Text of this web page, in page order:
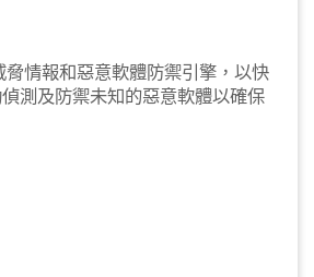
脅情報和惡意軟體防禦引擎，以快
測及防禦未知的惡意軟體以確保